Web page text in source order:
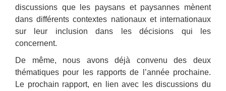
discussions que les paysans et paysannes mènent
dans différents contextes nationaux et internationaux
sur leur inclusion dans les décisions qui les
concernent.
De même, nous avons déjà convenu des deux
thématiques pour les rapports de l’année prochaine.
Le prochain rapport, en lien avec les discussions du